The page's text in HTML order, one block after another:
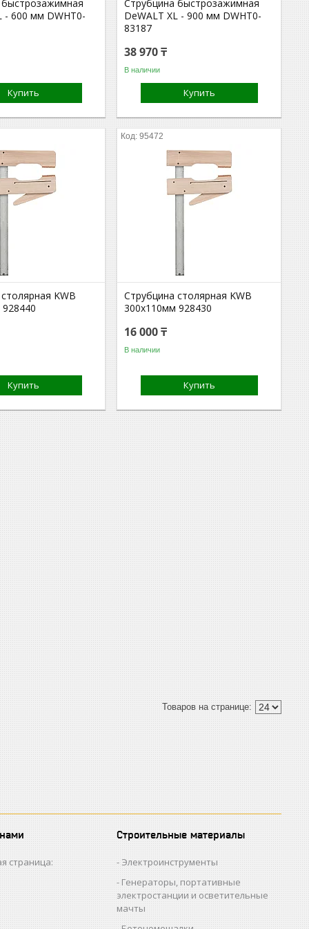
- 600 мм DWHT0-
Купить
Струбцина быстрозажимная
DeWALT XL - 900 мм DWHT0-
83187
38 970 ₸
В наличии
Купить
KWB
Купить
95472
Струбцина столярная KWB
300x110мм 928430
16 000 ₸
В наличии
Купить
страница:
Строительные материалы
Электроинструменты
Генераторы, портативные
электростанции и осветительные
мачты